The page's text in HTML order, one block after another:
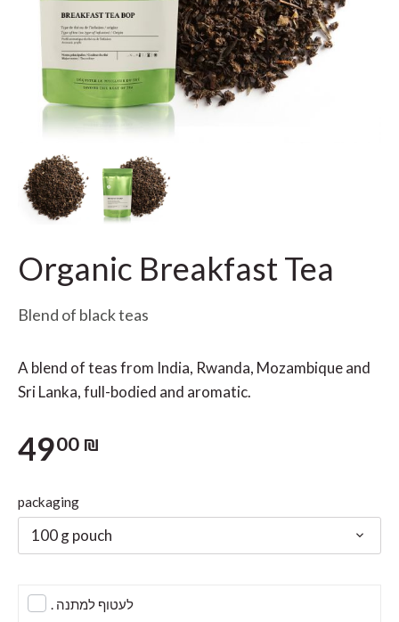
Organic Breakfast Tea
Blend of black teas
A blend of teas from India, Rwanda, Mozambique and
Sri Lanka, full-bodied and aromatic.
4900 ₪
packaging
100 g pouch
. לעטוף למתנה